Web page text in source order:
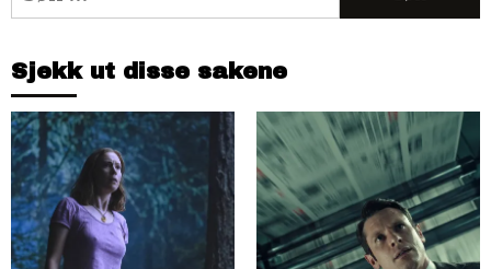
etter:
Sjekk ut disse sakene